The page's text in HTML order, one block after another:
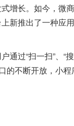
增长。如今，微
上新推出了一种
过“扫一扫”、“
的不断开放，小